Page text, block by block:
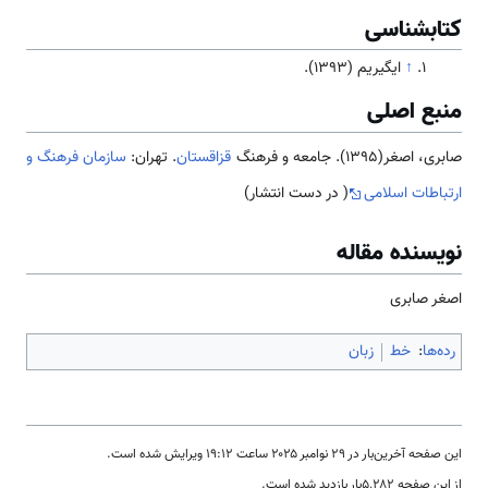
کتابشناسی
↑ ایگیریم (1393).
منبع اصلی
صابری، اصغر(1395). جامعه و فرهنگ قزاقستان. تهران: سازمان فرهنگ و
ارتباطات اسلامی
( در دست انتشار)
نویسنده مقاله
اصغر صابری
رده‌ها: خط زبان
این صفحه آخرین‌بار در ‏۲۹ نوامبر ۲۰۲۵ ساعت ‏۱۹:۱۲ ویرایش شده است.